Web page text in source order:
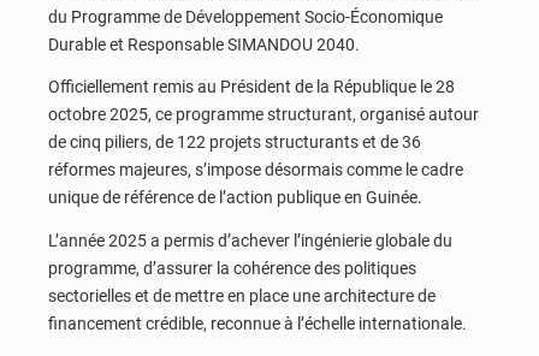
du Programme de Développement Socio-Économique
Durable et Responsable SIMANDOU 2040.
Officiellement remis au Président de la République le 28
octobre 2025, ce programme structurant, organisé autour
de cinq piliers, de 122 projets structurants et de 36
réformes majeures, s’impose désormais comme le cadre
unique de référence de l’action publique en Guinée.
L’année 2025 a permis d’achever l’ingénierie globale du
programme, d’assurer la cohérence des politiques
sectorielles et de mettre en place une architecture de
financement crédible, reconnue à l’échelle internationale.